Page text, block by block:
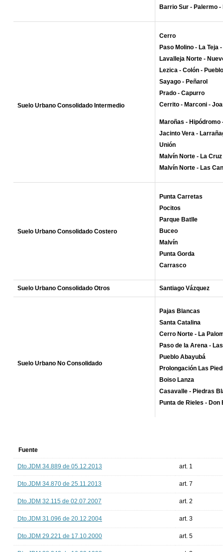
Barrio Sur - Palermo -
Suelo Urbano Consolidado Intermedio
Cerro
Paso Molino - La Teja
Lavalleja Norte -
Lezica - Colón -
Sayago - Peñarol
Prado - Capurro
Cerrito - Marconi -
Maroñas - Hipódromo
Jacinto Vera -
Unión
Malvín Norte - La Cruz
Malvín Norte - Las
Suelo Urbano Consolidado Costero
Punta Carretas
Pocitos
Parque Batlle
Buceo
Malvín
Punta Gorda
Carrasco
Suelo Urbano Consolidado Otros Santiago Vázquez
Suelo Urbano No Consolidado
Pajas Blancas
Santa Catalina
Cerro Norte - La
Paso de la Arena -
Pueblo Abayubá
Prolongación Las
Boiso Lanza
Casavalle - Piedras
Punta de Rieles -
Fuente
Dto.JDM 34.889 de 05.12.2013 art. 1
Dto.JDM 34.870 de 25.11.2013 art. 7
Dto.JDM 32.115 de 02.07.2007 art. 2
Dto.JDM 31.096 de 20.12.2004 art. 3
Dto.JDM 29.221 de 17.10.2000 art. 5